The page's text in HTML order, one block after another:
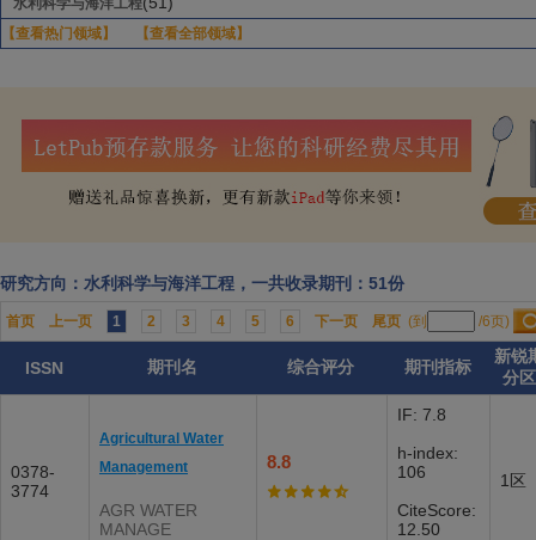
水利科学与海洋工程
【查看热门领域】 【查看全部领域】
研究方向：水利科学与海洋工程，一共收录期刊：51份
首页 上一页 1 2 3 4 5 6 下一页 尾页 (到 /6页)
ISSN 期刊名 综合评分 期刊指标
新锐
分
0378-
3774
Agricultural Water
Management
AGR WATER
MANAGE
8.8
IF: 7.8
h-index:
106
CiteScore:
12.50
1区